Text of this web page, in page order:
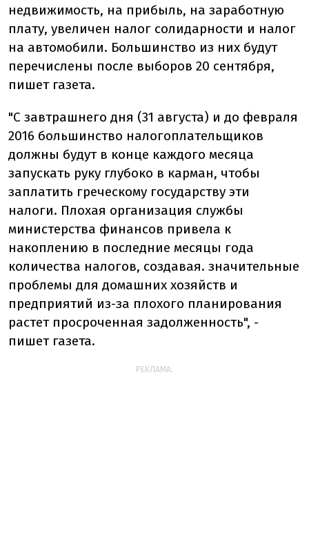
недвижимость, на прибыль, на заработную
плату, увеличен налог солидарности и налог
на автомобили. Большинство из них будут
перечислены после выборов 20 сентября,
пишет газета.
"С завтрашнего дня (31 августа) и до февраля
2016 большинство налогоплательщиков
должны будут в конце каждого месяца
запускать руку глубоко в карман, чтобы
заплатить греческому государству эти
налоги. Плохая организация службы
министерства финансов привела к
накоплению в последние месяцы года
количества налогов, создавая. значительные
проблемы для домашних хозяйств и
предприятий из-за плохого планирования
растет просроченная задолженность", -
пишет газета.
РЕКЛАМА: